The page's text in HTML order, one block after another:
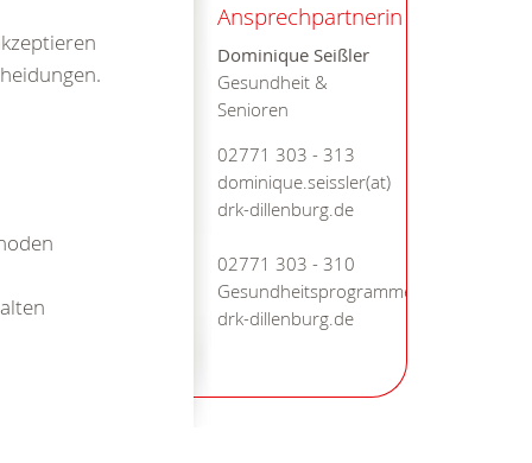
Ansprechpartnerin
Dominique Seißler
Gesundheit &
Senioren
02771 303 - 313
dominique.seissler(at)
drk-dillenburg.de
02771 303 - 310
Gesundheitsprogramme(at)
drk-dillenburg.de